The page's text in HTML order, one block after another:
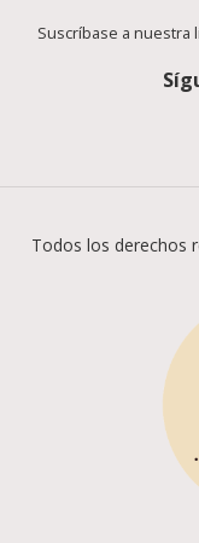
Suscríbase a nuestra
Todos los derechos